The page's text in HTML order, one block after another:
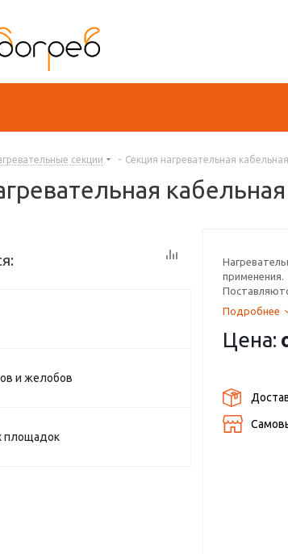
секции - Секция нагревательная
применения.
Подробнее
Цена:
и желобов
площадок